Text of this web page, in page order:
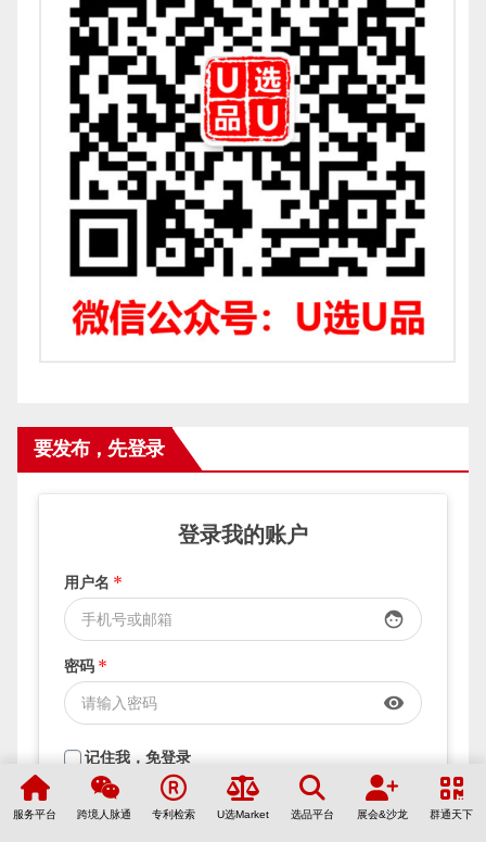
要发布，先登录
登录我的账户
用户名 *
face
密码 *
visibility
记住我，免登录
服务平台 跨境人脉通 专利检索 U选Market 选品平台 展会&沙龙 群通天下